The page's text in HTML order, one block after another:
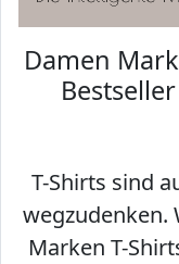
Damen
T-Shirts sind
wegzudenken.
Marken T-